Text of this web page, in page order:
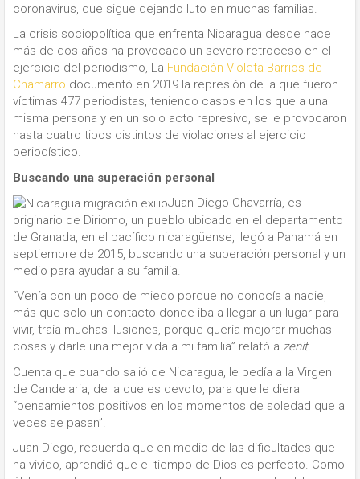
coronavirus, que sigue dejando luto en muchas familias.
La crisis sociopolítica que enfrenta Nicaragua desde hace
más de dos años ha provocado un severo retroceso en el
ejercicio del periodismo, La Fundación Violeta Barrios de
Chamarro documentó en 2019 la represión de la que fueron
víctimas 477 periodistas, teniendo casos en los que a una
misma persona y en un solo acto represivo, se le provocaron
hasta cuatro tipos distintos de violaciones al ejercicio
periodístico.
Buscando una superación personal
Juan Diego Chavarría, es
originario de Diriomo, un pueblo ubicado en el departamento
de Granada, en el pacífico nicaragüense, llegó a Panamá en
septiembre de 2015, buscando una superación personal y un
medio para ayudar a su familia.
“Venía con un poco de miedo porque no conocía a nadie,
más que solo un contacto donde iba a llegar a un lugar para
vivir, traía muchas ilusiones, porque quería mejorar muchas
cosas y darle una mejor vida a mi familia” relató a zenit.
Cuenta que cuando salió de Nicaragua, le pedía a la Virgen
de Candelaria, de la que es devoto, para que le diera
“pensamientos positivos en los momentos de soledad que a
veces se pasan”.
Juan Diego, recuerda que en medio de las dificultades que
ha vivido, aprendió que el tiempo de Dios es perfecto. Como